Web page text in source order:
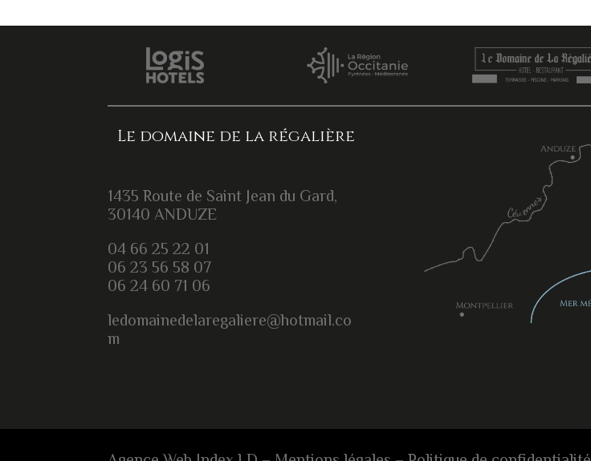
Le domaine de la régalière
1435 Route de Saint Jean du Gard,
30140 ANDUZE
04 66 25 22 01
06 23 56 58 07
06 24 60 71 06
ledomainedelaregaliere@hotmail.co
m